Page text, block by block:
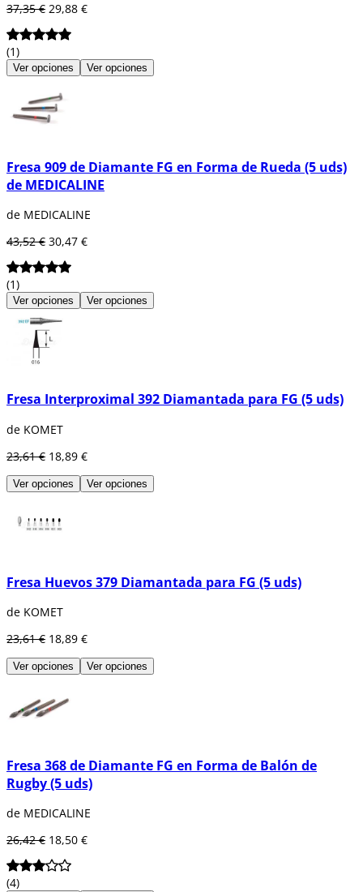
37,35 € 29,88 €
(1)
Ver opciones Ver opciones
Fresa 909 de Diamante FG en Forma de Rueda (5 uds)
de MEDICALINE
de MEDICALINE
43,52 € 30,47 €
(1)
Ver opciones Ver opciones
Fresa Interproximal 392 Diamantada para FG (5 uds)
de KOMET
23,61 € 18,89 €
Ver opciones Ver opciones
Fresa Huevos 379 Diamantada para FG (5 uds)
de KOMET
23,61 € 18,89 €
Ver opciones Ver opciones
Fresa 368 de Diamante FG en Forma de Balón de
Rugby (5 uds)
de MEDICALINE
26,42 € 18,50 €
(4)